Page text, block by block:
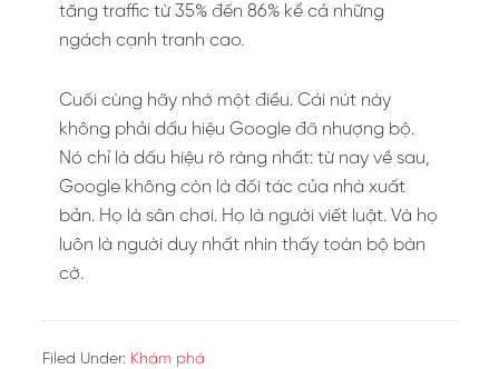
tăng traffic từ 35% đến 86% kể cả những
ngách cạnh tranh cao.
Cuối cùng hãy nhớ một điều. Cái nút này
không phải dấu hiệu Google đã nhượng bộ.
Nó chỉ là dấu hiệu rõ ràng nhất: từ nay về sau,
Google không còn là đối tác của nhà xuất
bản. Họ là sân chơi. Họ là người viết luật. Và họ
luôn là người duy nhất nhìn thấy toàn bộ bàn
cờ.
Filed Under: Khám phá